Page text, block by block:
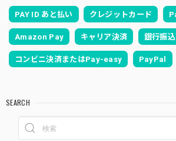
PAY ID あと払い クレジットカード
Amazon Pay キャリア決済 銀行振込
コンビニ決済またはPay-easy PayPal
SEARCH